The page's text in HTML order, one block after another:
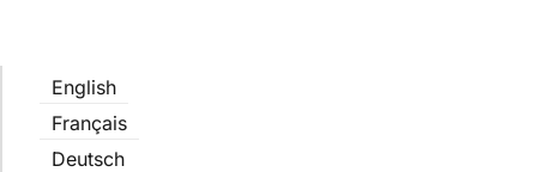
English
Français
Deutsch